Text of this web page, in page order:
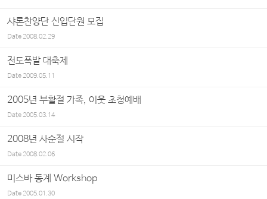
샤론찬양단 신입단원 모집
Date2008.02.29
전도폭발 대축제
Date2009.05.11
2005년 부활절 가족, 이웃 초청예배
Date2005.03.14
2008년 사순절 시작
Date2008.02.06
미스바 동계 Workshop
Date2005.01.30